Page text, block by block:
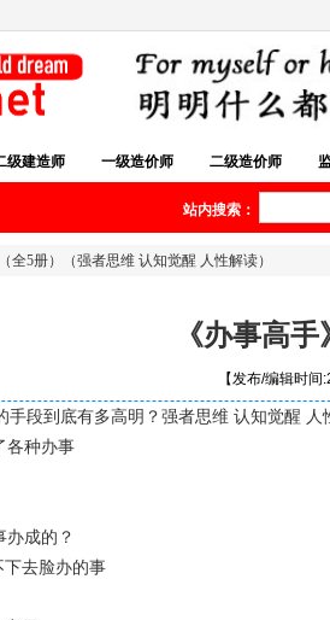
级建造师 一级造价师 二级造价师
站内搜索：
全5册）（强者思维 认知觉醒 人性解读）
《办事高
【发布/编辑时
手段到底有多高明？强者思维 认知觉醒 人
各种办事
办成的？
去脸办的事